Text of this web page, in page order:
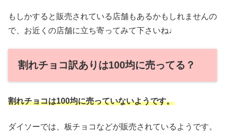
もしかすると販売されている店舗もあるかもしれませんの
で、お近くの店舗に立ち寄ってみて下さいね♩
割れチョコ訳ありは100均に売ってる？
割れチョコは100均に売っていないようです。
ダイソーでは、板チョコなどが販売されているようです。